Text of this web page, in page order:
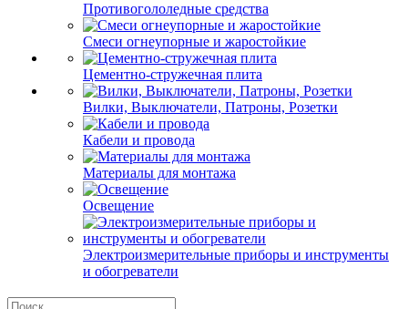
Противогололедные средства
Смеси огнеупорные и жаростойкие
Цементно-стружечная плита
Вилки, Выключатели, Патроны, Розетки
Кабели и провода
Материалы для монтажа
Освещение
Электроизмерительные приборы и инструменты
и обогреватели